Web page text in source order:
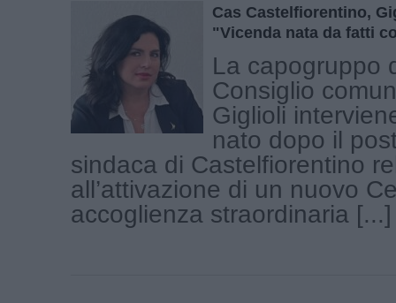
Cas Castelfiorentino,
"Vicenda nata da fatti
La capogruppo
Consiglio
Giglioli
nato dopo il
sindaca di Castelfiorentino
all’attivazione di un nuovo
accoglienza straordinaria [...]